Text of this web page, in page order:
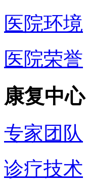
医院环境
医院荣誉
康复中心
专家团队
诊疗技术